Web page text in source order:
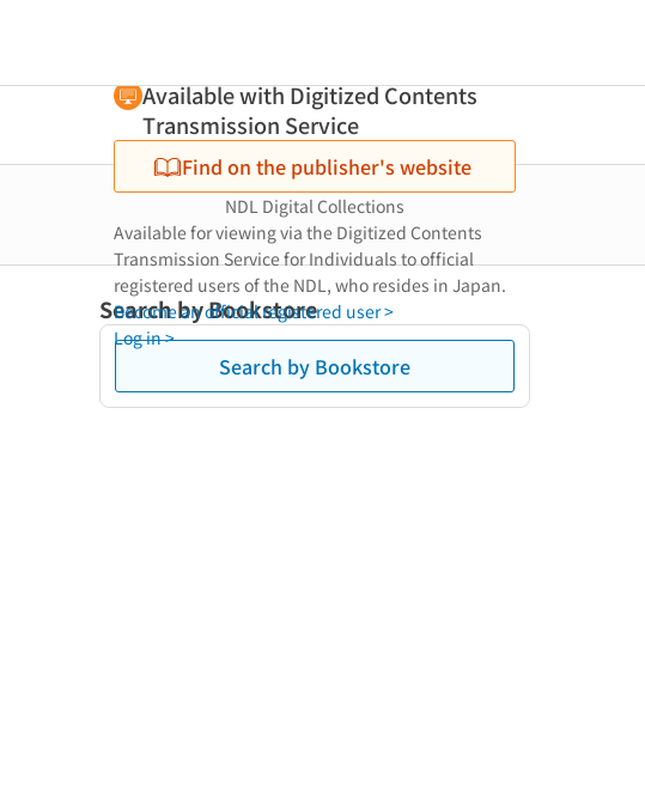
Available with Digitized Contents
Transmission Service
Find on the publisher's website
NDL Digital Collections
Available for viewing via the Digitized Contents
Transmission Service for Individuals to official
registered users of the NDL, who resides in Japan.
Become an official registered user >
Log in >
Search by Bookstore
Search by Bookstore